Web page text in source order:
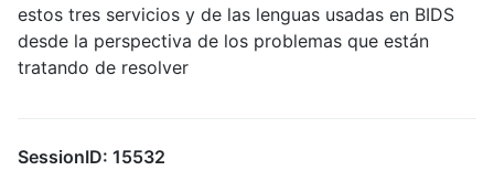
estos tres servicios y de las lenguas usadas en BIDS
desde la perspectiva de los problemas que están
tratando de resolver
SessionID: 15532